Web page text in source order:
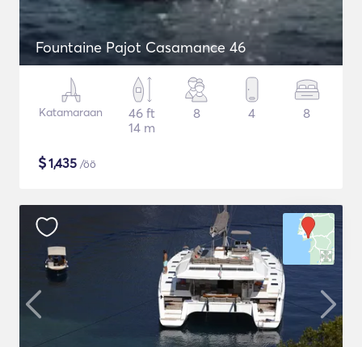
Fountaine Pajot Casamance 46
Katamaraan
46 ft
14 m
8 4 8
$1,435 /öö